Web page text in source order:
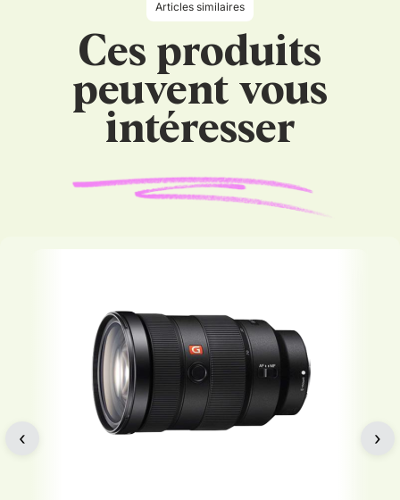
Articles similaires
Ces produits
peuvent vous
intéresser
‹ ›